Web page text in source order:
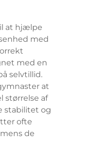
at hjælpe
med
med en
selvtillid.
at
størrelse af
stabilitet og
ofte
de